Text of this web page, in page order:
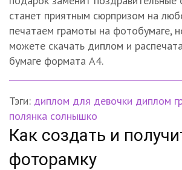
станет приятным сюрпризом на
печатаем грамоты на фотобумаге,
можете скачать диплом и
бумаге формата А4.
Тэги: диплом для девочки диплом
полянка солнышко
Как создать и
фоторамку